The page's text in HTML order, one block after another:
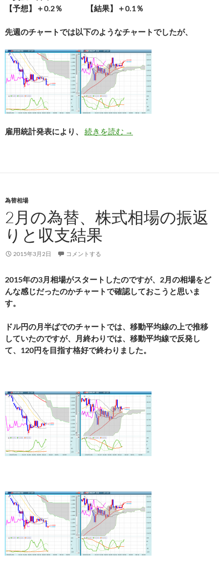
【予想】＋0.2％ 【結果】＋0.1％
先週のチャートでは以下のようなチャートでしたが、
雇用統計発表により、 続きを読む 2月雇用統計の結果まとめ
→
為替相場
2月の為替、株式相場の振返
りと収支結果
2015年3月2日 コメントする
2015年の3月相場がスタートしたのですが、2月の相場をど
んな感じだったのかチャートで確認しておこうと思いま
す。
ドル円の月半ばでのチャートでは、移動平均線の上で推移
していたのですが、月終わりでは、移動平均線で反発し
て、120円を目指す格好で終わりました。